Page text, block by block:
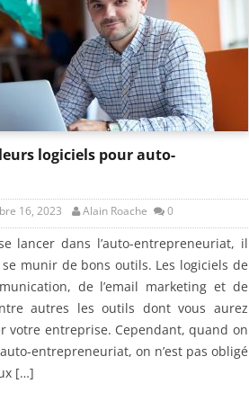
logiciels pour auto-
16, 2023 Alain Roache 0
lancer dans l’auto-entrepreneuriat, il
munir de bons outils. Les logiciels de
de l’email marketing et de
autres les outils dont vous aurez
votre entreprise. Cependant, quand on
entrepreneuriat, on n’est pas obligé
[…]